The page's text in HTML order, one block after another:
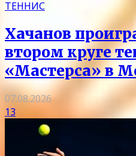
ТЕННИС
Хачанов
втором круге
«Мастерса» в
07.08.2026
13